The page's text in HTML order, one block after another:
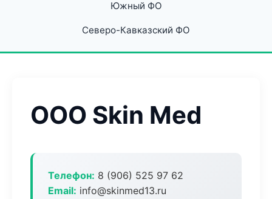
Южный ФО
Северо-Кавказский ФО
ООО Skin Med
Телефон: 8 (906) 525 97 62
Email: info@skinmed13.ru